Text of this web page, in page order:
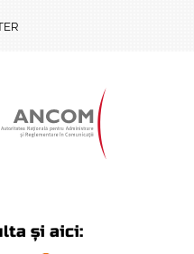
și aici: